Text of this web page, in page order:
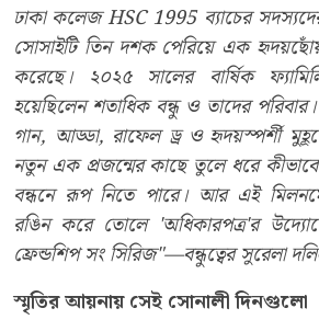
ঢাকা কলেজ HSC 1995 ব্যাচের
সোসাইটি তিন দশক পেরিয়ে এক হৃদয়ছোঁয়া
করেছে। ২০২৫ সালের বার্ষিক
হয়েছিলেন শতাধিক বন্ধু ও তাদের
গান, আড্ডা, রাফেল ড্র ও হৃদয়স্পর্শী
নতুন এক প্রজন্মের কাছে তুলে ধরে কীভাবে
বন্ধনে রূপ নিতে পারে। আর এই
রঙিন করে তোলে 'অধিকারপত্র'র
ফ্রেন্ডশিপ সং সিরিজ"—বন্ধুত্বের সুরেলা
স্মৃতিরআয়নায় সেই সোনালী দিনগুলো